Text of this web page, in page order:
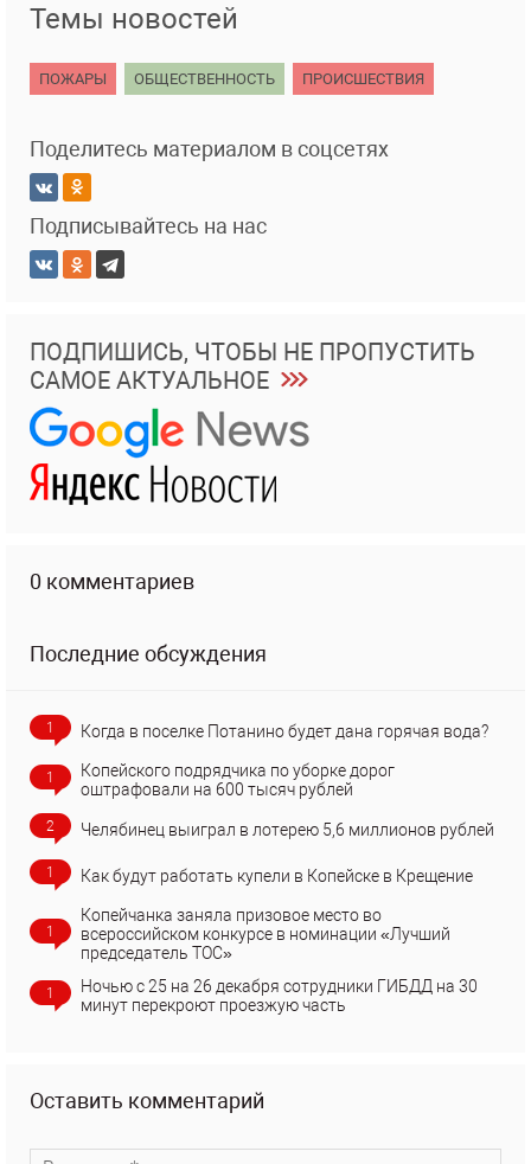
Темы новостей
ПОЖАРЫ ОБЩЕСТВЕННОСТЬ ПРОИСШЕСТВИЯ
Поделитесь материалом в соцсетях
Подписывайтесь на нас
ПОДПИШИСЬ, ЧТОБЫ НЕ ПРОПУСТИТЬ
САМОЕ АКТУАЛЬНОЕ
0 комментариев
Последние обсуждения
1 Когда в поселке Потанино будет дана горячая вода?
1
Копейского подрядчика по уборке дорог
оштрафовали на 600 тысяч рублей
2 Челябинец выиграл в лотерею 5,6 миллионов рублей
1 Как будут работать купели в Копейске в Крещение
1
Копейчанка заняла призовое место во
всероссийском конкурсе в номинации «Лучший
председатель ТОС»
1
Ночью с 25 на 26 декабря сотрудники ГИБДД на 30
минут перекроют проезжую часть
Оставить комментарий